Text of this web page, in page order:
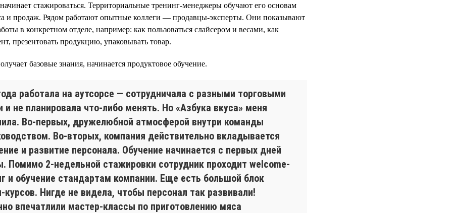
стажироваться. Территориальные тренинг-менеджеры обучают его основам
и продаж. Рядом работают опытные коллеги — продавцы-эксперты. Они показывают
в конкретном отделе, например: как пользоваться слайсером и весами, как
презентовать продукцию, упаковывать товар.
базовые знания, начинается продуктовое обучение.
работала на аутсорсе — сотрудничала с разными торговыми
и не планировала что-либо менять. Но «Азбука вкуса» меня
Во-первых, дружелюбной атмосферой внутри команды
Во-вторых, компания действительно вкладывается
и развитие персонала. Обучение начинается с первых дней
Помимо 2-недельной стажировки сотрудник проходит welcome-
и обучение стандартам компании. Еще есть большой блок
курсов. Нигде не видела, чтобы персонал так развивали!
впечатлили мастер-классы по приготовлению мяса